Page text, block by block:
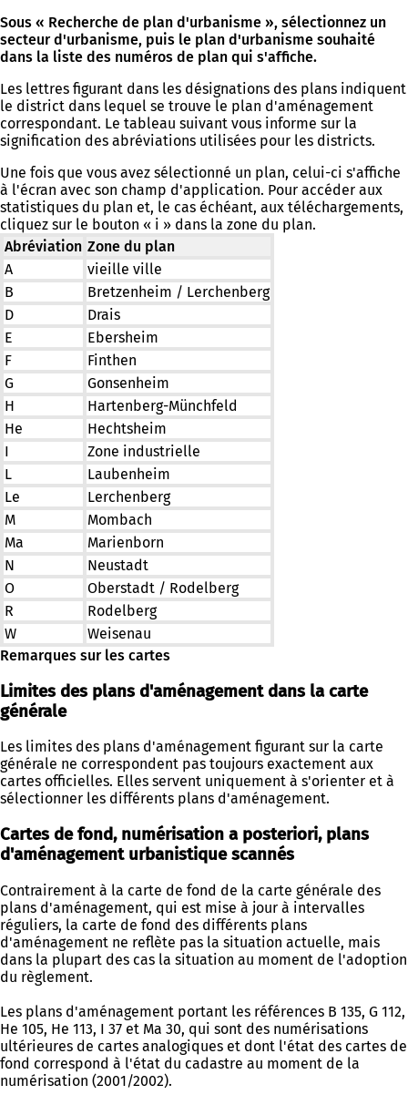
Sous « Recherche de plan d'urbanisme », sélectionnez un
secteur d'urbanisme, puis le plan d'urbanisme souhaité
dans la liste des numéros de plan qui s'affiche.
Les lettres figurant dans les désignations des plans indiquent
le district dans lequel se trouve le plan d'aménagement
correspondant. Le tableau suivant vous informe sur la
signification des abréviations utilisées pour les districts.
Une fois que vous avez sélectionné un plan, celui-ci s'affiche
à l'écran avec son champ d'application. Pour accéder aux
statistiques du plan et, le cas échéant, aux téléchargements,
cliquez sur le bouton « i » dans la zone du plan.
Abréviation Zone du plan
A
vieille ville
B
Bretzenheim / Lerchenberg
D
Drais
E
Ebersheim
F
Finthen
G
Gonsenheim
H
Hartenberg-Münchfeld
He
Hechtsheim
I
Zone industrielle
L
Laubenheim
Le
Lerchenberg
M
Mombach
Ma
Marienborn
N
Neustadt
O
Oberstadt / Rodelberg
R
Rodelberg
W
Weisenau
Remarques sur les cartes
Limites des plans d'aménagement dans la carte
générale
Les limites des plans d'aménagement figurant sur la carte
générale ne correspondent pas toujours exactement aux
cartes officielles. Elles servent uniquement à s'orienter et à
sélectionner les différents plans d'aménagement.
Cartes de fond, numérisation a posteriori, plans
d'aménagement urbanistique scannés
Contrairement à la carte de fond de la carte générale des
plans d'aménagement, qui est mise à jour à intervalles
réguliers, la carte de fond des différents plans
d'aménagement ne reflète pas la situation actuelle, mais
dans la plupart des cas la situation au moment de l'adoption
du règlement.
Les plans d'aménagement portant les références B 135, G 112,
He 105, He 113, I 37 et Ma 30, qui sont des numérisations
ultérieures de cartes analogiques et dont l'état des cartes de
fond correspond à l'état du cadastre au moment de la
numérisation (2001/2002).